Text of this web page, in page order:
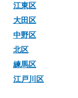
江東区
大田区
中野区
北区
練馬区
江戸川区